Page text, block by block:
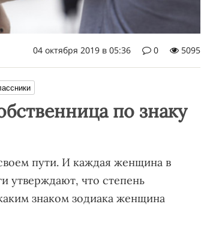
04 октября 2019 в 05:36 0 5095
по знаку
пути. И каждая женщина в
утверждают, что степень
знаком зодиака женщина